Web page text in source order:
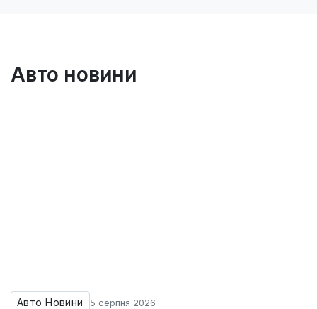
Авто новини
Авто Новини 5 серпня 2026